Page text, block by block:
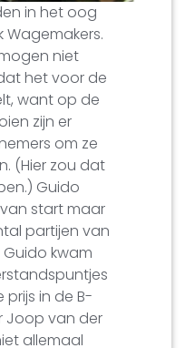
in het oog
Wagemakers.
niet
het voor de
want op de
zijn er
om ze
(Hier zou dat
Guido
start maar
partijen van
Guido kwam
prijs in de B-
Joop van der
allemaal